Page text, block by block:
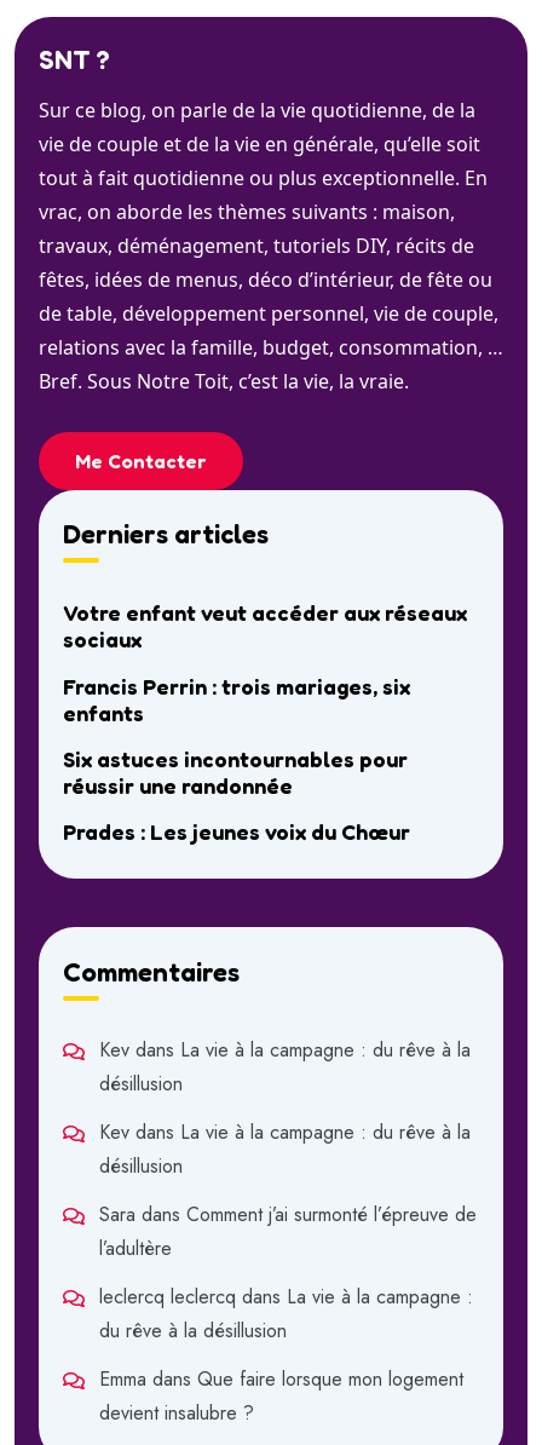
SNT ?
Sur ce blog, on parle de la vie quotidienne, de la
vie de couple et de la vie en générale, qu’elle soit
tout à fait quotidienne ou plus exceptionnelle. En
vrac, on aborde les thèmes suivants : maison,
travaux, déménagement, tutoriels DIY, récits de
fêtes, idées de menus, déco d’intérieur, de fête ou
de table, développement personnel, vie de couple,
relations avec la famille, budget, consommation, …
Bref. Sous Notre Toit, c’est la vie, la vraie.
Me Contacter
Derniers articles
Votre enfant veut accéder aux réseaux
sociaux
Francis Perrin : trois mariages, six
enfants
Six astuces incontournables pour
réussir une randonnée
Prades : Les jeunes voix du Chœur
Commentaires
Kev dans La vie à la campagne : du rêve à la
désillusion
Kev dans La vie à la campagne : du rêve à la
désillusion
Sara dans Comment j’ai surmonté l’épreuve de
l’adultère
leclercq leclercq dans La vie à la campagne :
du rêve à la désillusion
Emma dans Que faire lorsque mon logement
devient insalubre ?